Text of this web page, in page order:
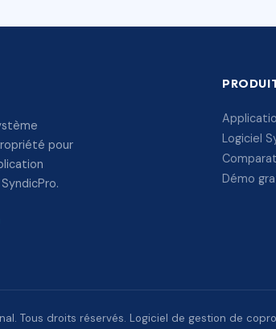
pour
Logiciel
Démo
Tous droits réservés. Logiciel de gestion de